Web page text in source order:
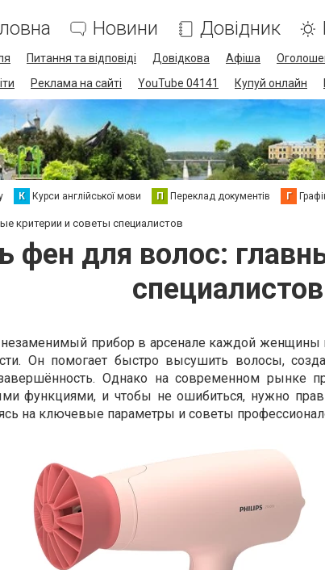
Новини Довідник
Питання та відповіді Довідкова Афіша
Реклама на сайті YouTube 04141 Купуй онлайн
К Курси англійської мови П Переклад документів Г
критерии и советы специалистов
фен для волос:
специалистов
прибор в арсенале каждой женщины
Он помогает быстро высушить волосы,
Однако на современном рынке
функциями, и чтобы не ошибиться, нужно
на ключевые параметры и советы